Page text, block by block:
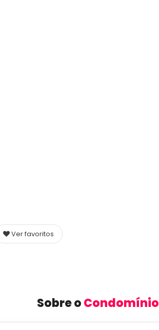
Ver favoritos
Sobre oCondomínio